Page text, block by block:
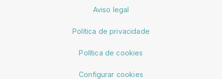
Aviso legal
Política de privacidade
Política de cookies
Configurar cookies